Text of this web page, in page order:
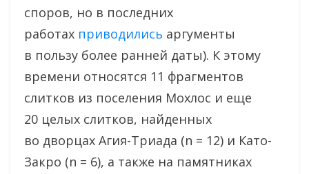
споров, но в последних
работах приводились аргументы
в пользу более ранней даты). К этому
времени относятся 11 фрагментов
слитков из поселения Мохлос и еще
20 целых слитков, найденных
во дворцах Агия-Триада (n = 12) и Като-
Закро (n = 6), а также на памятниках